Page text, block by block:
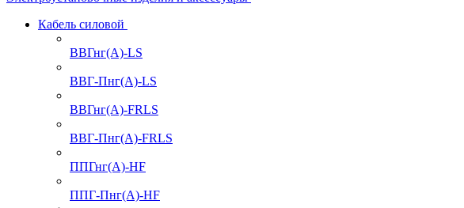
Кабель силовой
ВВГнг(А)-LS
ВВГ-Пнг(А)-LS
ВВГнг(А)-FRLS
ВВГ-Пнг(А)-FRLS
ППГнг(А)-HF
ППГ-Пнг(А)-HF